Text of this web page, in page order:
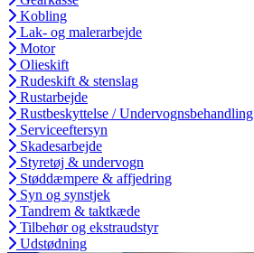
Kobling
Lak- og malerarbejde
Motor
Olieskift
Rudeskift & stenslag
Rustarbejde
Rustbeskyttelse / Undervognsbehandling
Serviceeftersyn
Skadesarbejde
Styretøj & undervogn
Støddæmpere & affjedring
Syn og synstjek
Tandrem & taktkæde
Tilbehør og ekstraudstyr
Udstødning